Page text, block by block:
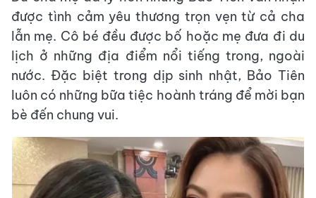
được tình cảm yêu thương trọn vẹn từ cả cha
lẫn mẹ. Cô bé đều được bố hoặc mẹ đưa đi du
lịch ở những địa điểm nổi tiếng trong, ngoài
nước. Đặc biệt trong dịp sinh nhật, Bảo Tiên
luôn có những bữa tiệc hoành tráng để mời bạn
bè đến chung vui.